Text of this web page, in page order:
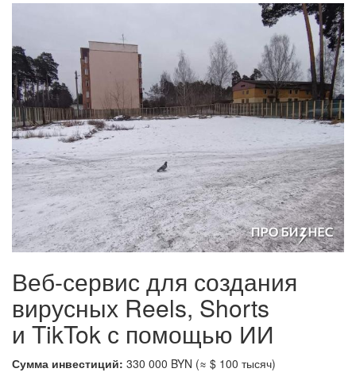
Веб-сервис для создания
вирусных Reels, Shorts
и TikTok с помощью ИИ
Сумма инвестиций: 330 000 BYN (≈ $ 100 тысяч)